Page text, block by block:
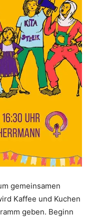
gemeinsamen
Kaffee und Kuchen
geben. Beginn